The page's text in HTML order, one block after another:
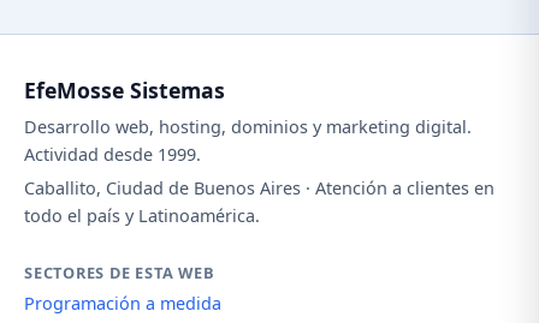
EfeMosse Sistemas
Desarrollo web, hosting, dominios y marketing digital.
Actividad desde 1999.
Caballito, Ciudad de Buenos Aires · Atención a clientes en
todo el país y Latinoamérica.
SECTORES DE ESTA WEB
Programación a medida